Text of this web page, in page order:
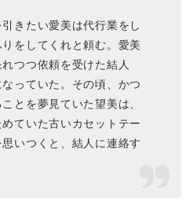
きたい愛美は代行業をし
をしてくれと頼む。愛美
つつ依頼を受けた結人
っていた。その頃、かつ
とを夢見ていた望美は、
ていた古いカセットテー
いつくと、結人に連絡す